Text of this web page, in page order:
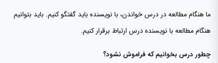
ما هنگام مطالعه در درس خواندن، با نویسنده باید گفتگو کنیم. باید بتوانیم
هنگام مطالعه با نویسنده درس ارتباط برقرار کنیم.
چطور درس بخوانیم که فراموش نشود؟